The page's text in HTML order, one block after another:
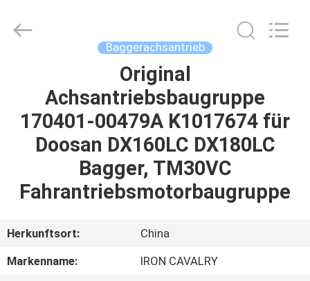
PRODUKTE
VR
SHOW
Machinery
Baggerachsantrieb
Original
Achsantriebsbaugruppe
170401-00479A K1017674 für
Doosan DX160LC DX180LC
Bagger, TM30VC
Fahrantriebsmotorbaugruppe
Herkunftsort:
China
Markenname:
IRON CAVALRY